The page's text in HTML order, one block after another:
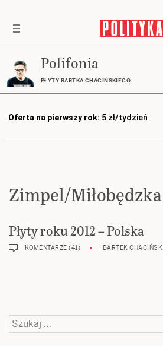
Polifonia
PŁYTY BARTKA CHACIŃSKIEGO
Oferta na pierwszy rok: 5 zł/tydzień
Zimpel/Miłobędzka
Płyty roku 2012 – Polska
KOMENTARZE (41) BARTEK CHACIŃSKI
Szukaj: